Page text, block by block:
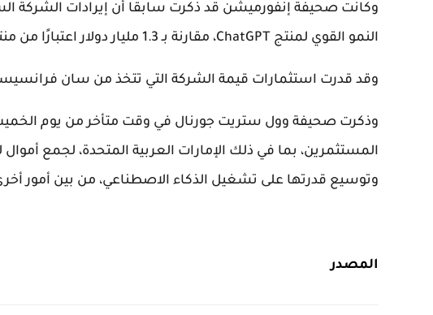
وكانت صحيفة إنفورميشن قد ذكرت سابقًا أن إيرادات الشركة
النمو القوي لمنتج ChatGPT، مقارنة بـ 1.
3 مليار دولار اعتبارًا من منتصف أكتوبر.
وقد قدرت استثمارات قيمة الشركة التي تتخذ من سان فرانسيسكو مقراً لها
المستثمرين، بما في ذلك الإمارات العربية المتحدة، لجمع أموال
وتوسيع قدرتها على تشغيل الذكاء الاصطناعي، من بين أمور
المصدر